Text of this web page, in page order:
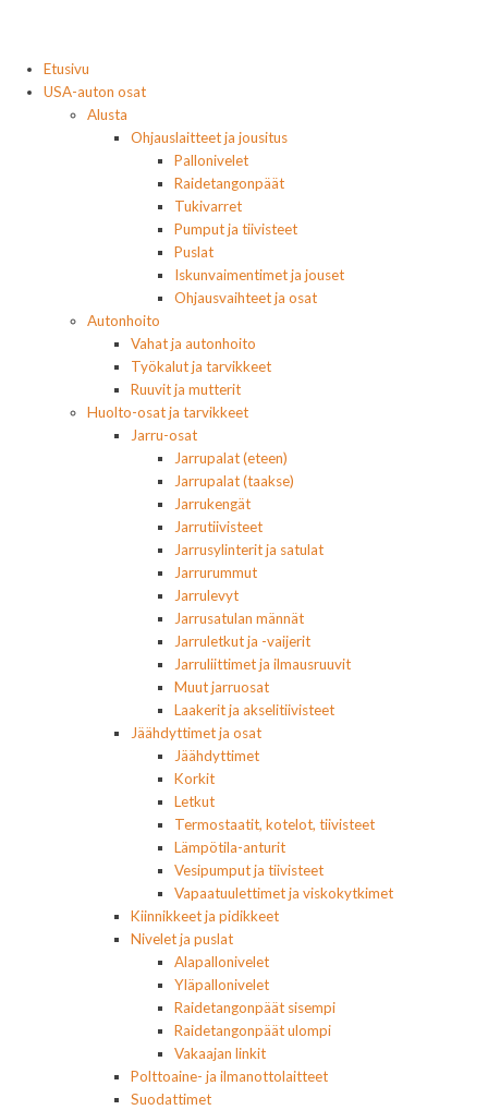
Etusivu
USA-auton osat
Alusta
Ohjauslaitteet ja jousitus
Pallonivelet
Raidetangonpäät
Tukivarret
Pumput ja tiivisteet
Puslat
Iskunvaimentimet ja jouset
Ohjausvaihteet ja osat
Autonhoito
Vahat ja autonhoito
Työkalut ja tarvikkeet
Ruuvit ja mutterit
Huolto-osat ja tarvikkeet
Jarru-osat
Jarrupalat (eteen)
Jarrupalat (taakse)
Jarrukengät
Jarrutiivisteet
Jarrusylinterit ja satulat
Jarrurummut
Jarrulevyt
Jarrusatulan männät
Jarruletkut ja -vaijerit
Jarruliittimet ja ilmausruuvit
Muut jarruosat
Laakerit ja akselitiivisteet
Jäähdyttimet ja osat
Jäähdyttimet
Korkit
Letkut
Termostaatit, kotelot, tiivisteet
Lämpötila-anturit
Vesipumput ja tiivisteet
Vapaatuulettimet ja viskokytkimet
Kiinnikkeet ja pidikkeet
Nivelet ja puslat
Alapallonivelet
Yläpallonivelet
Raidetangonpäät sisempi
Raidetangonpäät ulompi
Vakaajan linkit
Polttoaine- ja ilmanottolaitteet
Suodattimet